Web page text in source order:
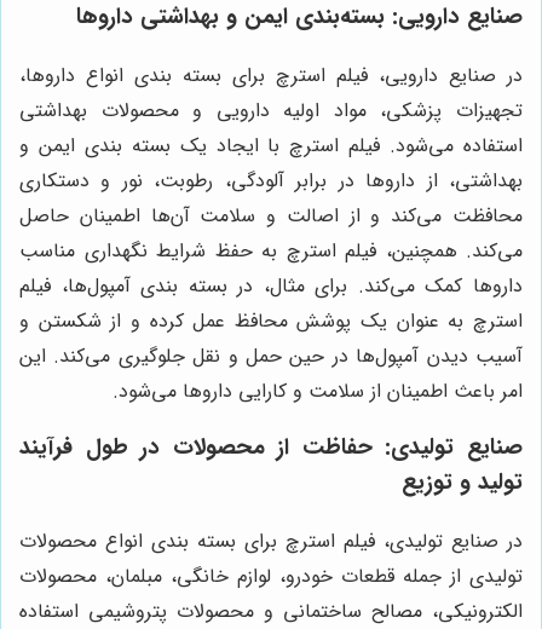
صنایع دارویی: بسته‌بندی ایمن و بهداشتی داروها
در صنایع دارویی، فیلم استرچ برای بسته بندی انواع داروها،
تجهیزات پزشکی، مواد اولیه دارویی و محصولات بهداشتی
استفاده می‌شود. فیلم استرچ با ایجاد یک بسته بندی ایمن و
بهداشتی، از داروها در برابر آلودگی، رطوبت، نور و دستکاری
محافظت می‌کند و از اصالت و سلامت آن‌ها اطمینان حاصل
می‌کند. همچنین، فیلم استرچ به حفظ شرایط نگهداری مناسب
داروها کمک می‌کند. برای مثال، در بسته بندی آمپول‌ها، فیلم
استرچ به عنوان یک پوشش محافظ عمل کرده و از شکستن و
آسیب دیدن آمپول‌ها در حین حمل و نقل جلوگیری می‌کند. این
امر باعث اطمینان از سلامت و کارایی داروها می‌شود.
صنایع تولیدی: حفاظت از محصولات در طول فرآیند
تولید و توزیع
در صنایع تولیدی، فیلم استرچ برای بسته بندی انواع محصولات
تولیدی از جمله قطعات خودرو، لوازم خانگی، مبلمان، محصولات
الکترونیکی، مصالح ساختمانی و محصولات پتروشیمی استفاده